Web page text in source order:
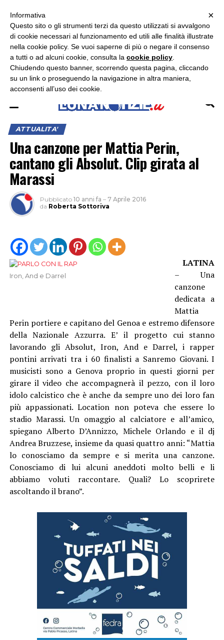
ASCOLTA RADIO LUNA
ATTUALITA'
Una canzone per Mattia Perin,
cantano gli Absolut. Clip girata al
Marassi
Pubblicato 10 anni fa – 7 Aprile 2016
da Roberta Sottoriva
Iron, And e Darrel
LATINA
– Una
canzone
dedicata a
Mattia
Perin portiere e capitano del Genoa e estremo difensore
della Nazionale Azzurra. E’ il progetto cui stanno
lavorando gli Absolut, Iron, And e Darrel, i rapper
pontini arrivati tra i 60 finalisti a Sanremo Giovani. I
musicisti sono a Genova proprio in questi giorni per
girare il video che accompagnerà il pezzo, con il loro
idolo calcistico che è anche da sempre uno dei loro fan
più appassionati. Location non poteva che essere lo
stadio Marassi. Un omaggio al calciatore e all’amico,
spiegano Alberto D’Annizzo, Michele Orlando e il dj
Andrea Bruzzese, insieme da quasi quattro anni: “Mattia
lo conosciamo da sempre e si merita una canzone.
Conosciamo di lui alcuni aneddoti molto belli e li
abbiamo voluti raccontare. Quali? Lo scoprirete
ascoltando il brano”.
×
×
Informativa
Questo sito o gli strumenti terzi da questo utilizzati si avvalgono
di cookie necessari al funzionamento ed utili alle finalità illustrate
nella cookie policy. Se vuoi saperne di più o negare il consenso
a tutti o ad alcuni cookie, consulta la cookie policy
Chiudendo questo banner, scorrendo questa pagina, cliccando
su un link o proseguendo la navigazione in altra maniera,
acconsenti all’uso dei cookie.